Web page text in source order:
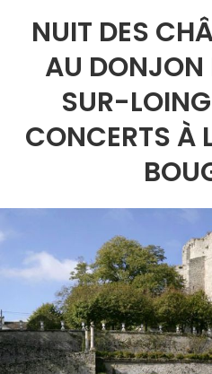
NUIT DES
AU DONJON
SUR-
CONCERTS À